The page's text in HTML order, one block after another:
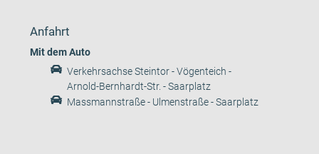
Anfahrt
Mit dem Auto
Verkehrsachse Steintor - Vögenteich -
Arnold-Bernhardt-Str. - Saarplatz
Massmannstraße - Ulmenstraße - Saarplatz